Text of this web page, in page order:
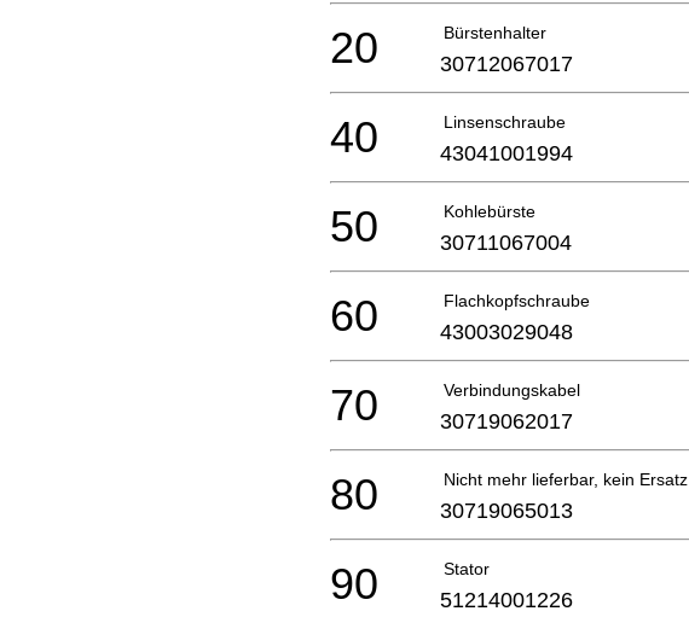
Bürstenhalter
20 30712067017
Linsenschraube
40 43041001994
Kohlebürste
50 30711067004
Flachkopfschraube
60 43003029048
Verbindungskabel
70 30719062017
Nicht mehr lieferbar, kein Ersatz
80 30719065013
Stator
90 51214001226